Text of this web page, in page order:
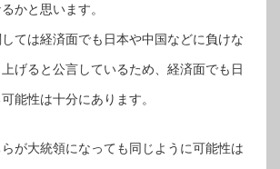
かと思います。
ては経済面でも日本や中国などに負けな
げると公言しているため、経済面でも日
能性は十分にあります。
が大統領になっても同じように可能性は